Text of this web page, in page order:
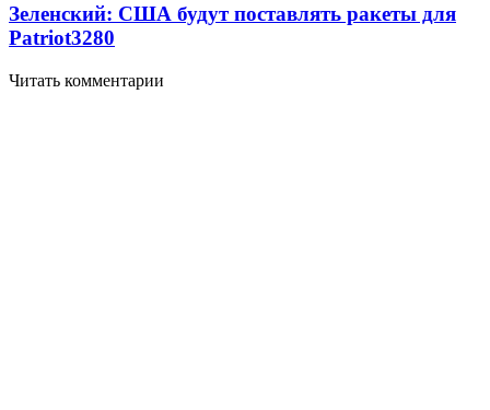
Зеленский: США будут поставлять ракеты для
Patriot3280
Читать комментарии